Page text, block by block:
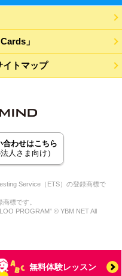
」
イトマップ
合わせはこちら
人さま向け）
Service（ETS）の登録商標で
標です。
PROGRAM” © YBM NET All
無料体験レッスン